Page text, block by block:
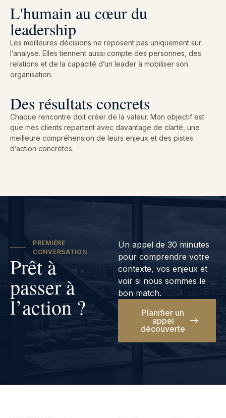
L'humain au cœur du
leadership
Les meilleures décisions ne reposent pas uniquement sur
l’analyse. Elles tiennent aussi compte des personnes, des
relations et de la capacité d’un leader à mobiliser son
organisation.
Des résultats concrets
Chaque rencontre doit créer de la valeur. Mon objectif est
que mes clients repartent avec davantage de clarté, une
meilleure compréhension de leurs enjeux et des pistes
d’action concrètes.
PREMIÈRE
CONVERSATION
Prêt à
passer à
l’action ?
Un appel de 30 minutes
pour comprendre votre
contexte, vos enjeux et
voir si nous sommes le
bon match.
Planifier un
appel
découverte